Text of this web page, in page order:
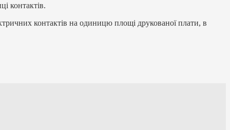
контактів.
контактів на одиницю площі друкованої плати, в